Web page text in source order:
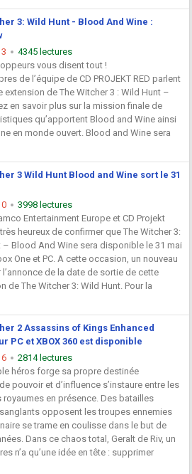
3: Wild Hunt - Blood And Wine :
4345 lectures
vous disent tout !
de l’équipe de CD PROJEKT RED parlent
extension de The Witcher 3 : Wild Hunt –
en savoir plus sur la mission finale de
qu’apportent Blood and Wine ainsi
en monde ouvert. Blood and Wine sera
3 Wild Hunt Blood and Wine sort le 31
3998 lectures
Entertainment Europe et CD Projekt
heureux de confirmer que The Witcher 3:
– Blood And Wine sera disponible le 31 mai
One et PC. A cette occasion, un nouveau
de la date de sortie de cette
de The Witcher 3: Wild Hunt. Pour la
2 Assassins of Kings Enhanced
PC et XBOX 360 est disponible
2814 lectures
héros forge sa propre destinée
pouvoir et d’influence s’instaure entre les
en présence. Des batailles
opposent les troupes ennemies
se trame en coulisse dans le but de
Dans ce chaos total, Geralt de Riv, un
n’a qu’une idée en tête : supprimer